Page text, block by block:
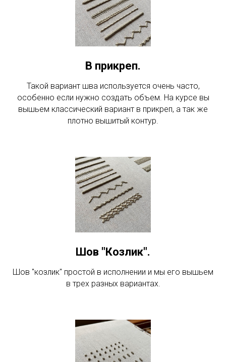
В прикреп.
Такой вариант шва используется очень часто,
особенно если нужно создать объем. На курсе вы
вышьем классический вариант в прикреп, а так же
плотно вышитый контур.
Шов "Козлик".
Шов "козлик" простой в исполнении и мы его вышьем
в трех разных вариантах.